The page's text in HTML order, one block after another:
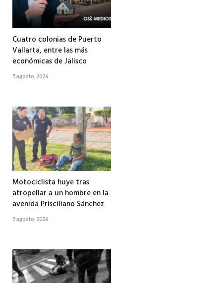
Cuatro colonias de Puerto
Vallarta, entre las más
económicas de Jalisco
5 agosto, 2026
Motociclista huye tras
atropellar a un hombre en la
avenida Prisciliano Sánchez
5 agosto, 2026